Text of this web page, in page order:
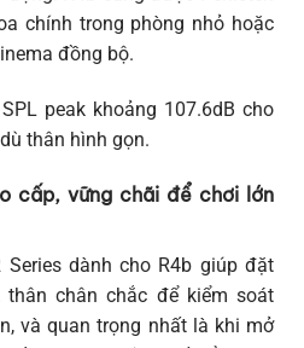
chính trong phòng nhỏ hoặc
đồng bộ.
peak khoảng 107.6dB cho
thân hình gọn.
cấp, vững chãi để chơi lớn
Series dành cho R4b giúp đặt
chân chắc để kiểm soát
và quan trọng nhất là khi mở